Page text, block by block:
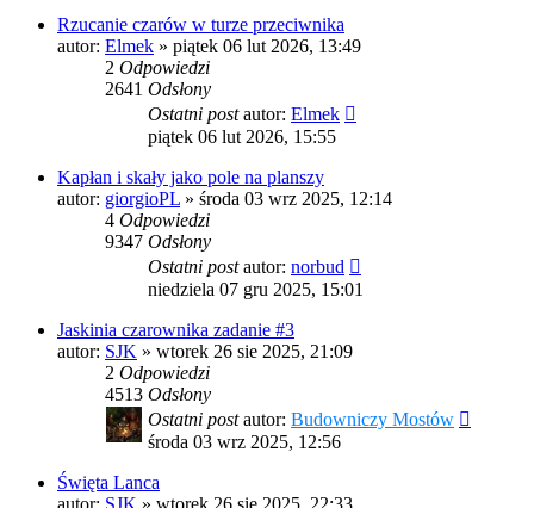
Rzucanie czarów w turze przeciwnika
autor: Elmek » piątek 06 lut 2026, 13:49
2 Odpowiedzi
2641 Odsłony
Ostatni postautor: Elmek
piątek 06 lut 2026, 15:55
Kapłan i skały jako pole na planszy
autor: giorgioPL » środa 03 wrz 2025, 12:14
4 Odpowiedzi
9347 Odsłony
Ostatni postautor: norbud
niedziela 07 gru 2025, 15:01
Jaskinia czarownika zadanie #3
autor: SJK » wtorek 26 sie 2025, 21:09
2 Odpowiedzi
4513 Odsłony
Ostatni postautor: Budowniczy Mostów
środa 03 wrz 2025, 12:56
Święta Lanca